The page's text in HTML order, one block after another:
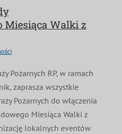
Miesiąca Walki z
Pożarnych RP, w ramach
zaprasza wszystkie
Pożarnych do włączenia
Miesiąca Walki z
lokalnych eventów